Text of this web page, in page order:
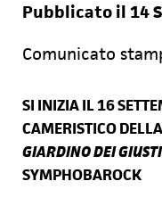
Pubblicato il 14
Comunicato
SI INIZIA IL 16
CAMERISTICO
GIARDINO DEI
SYMPHOBAROCK